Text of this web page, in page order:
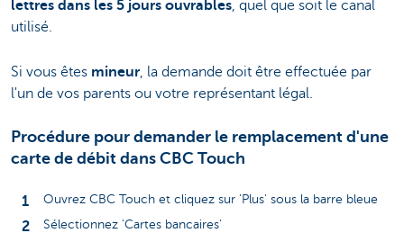
lettres dans les 5 jours ouvrables, quel que soit le canal
utilisé.
Si vous êtes mineur, la demande doit être effectuée par
l'un de vos parents ou votre représentant légal.
Procédure pour demander le remplacement d'une
carte de débit dans CBC Touch
Ouvrez CBC Touch et cliquez sur 'Plus' sous la barre bleue
Sélectionnez 'Cartes bancaires'